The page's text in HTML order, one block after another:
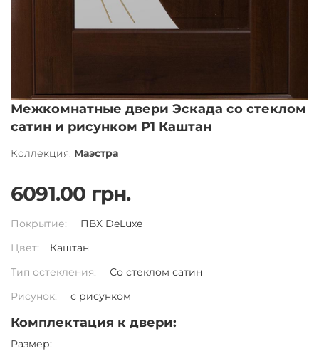
Межкомнатные двери Эскада со стеклом
сатин и рисунком Р1 Каштан
Коллекция: Маэстра
6091.00 грн.
Покрытие:
ПВХ DeLuxe
Цвет:
Каштан
Тип остекления:
Со стеклом сатин
Рисунок:
с рисунком
Комплектация к двери:
Pазмер: